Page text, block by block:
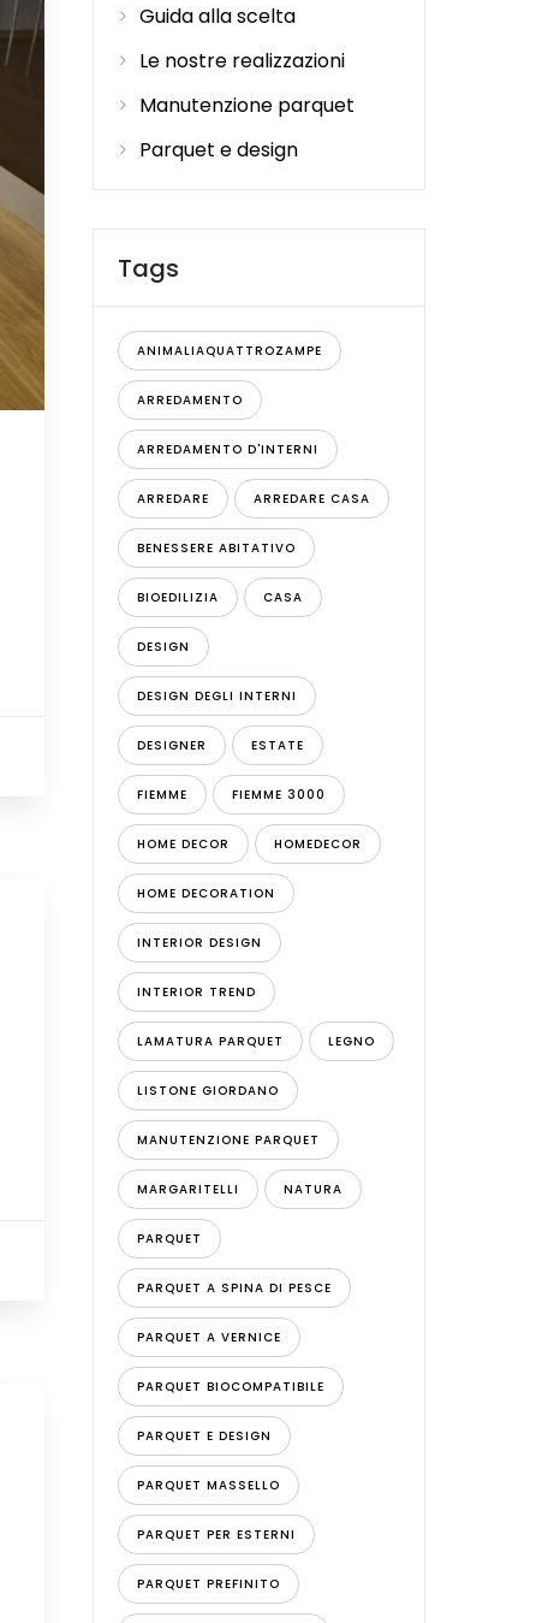
Guida alla scelta
Le nostre realizzazioni
Manutenzione parquet
Parquet e design
Tags
ANIMALIAQUATTROZAMPE
ARREDAMENTO
ARREDAMENTO D'INTERNI
ARREDARE ARREDARE CASA
BENESSERE ABITATIVO
BIOEDILIZIA CASA
DESIGN
DESIGN DEGLI INTERNI
DESIGNER ESTATE
FIEMME FIEMME 3000
HOME DECOR HOMEDECOR
HOME DECORATION
INTERIOR DESIGN
INTERIOR TREND
LAMATURA PARQUET LEGNO
LISTONE GIORDANO
MANUTENZIONE PARQUET
MARGARITELLI NATURA
PARQUET
PARQUET A SPINA DI PESCE
PARQUET A VERNICE
PARQUET BIOCOMPATIBILE
PARQUET E DESIGN
PARQUET MASSELLO
PARQUET PER ESTERNI
PARQUET PREFINITO